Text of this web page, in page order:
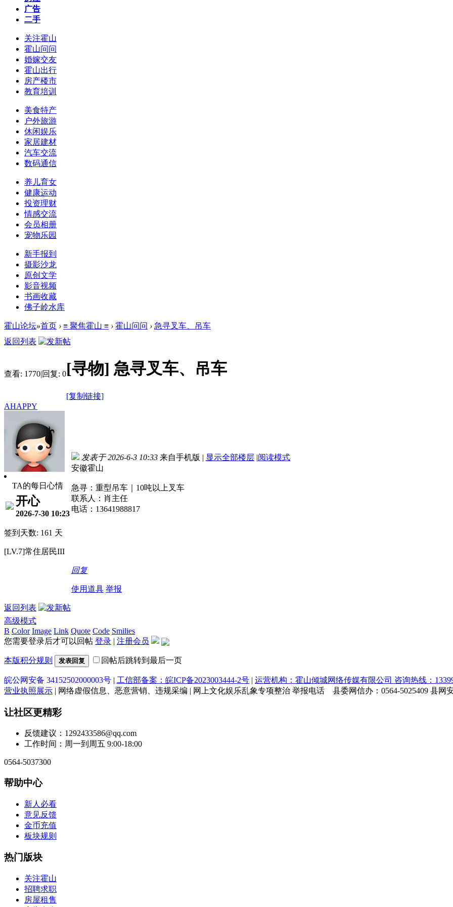
广告
二手
关注霍山
霍山问问
婚嫁交友
霍山出行
房产楼市
教育培训
美食特产
户外旅游
休闲娱乐
家居建材
汽车交流
数码通信
养儿育女
健康运动
投资理财
情感交流
会员相册
宠物乐园
新手报到
摄影沙龙
原创文学
影音视频
书画收藏
佛子岭水库
霍山论坛»首页 › ≡ 聚焦霍山 ≡ › 霍山问问 › 急寻叉车、吊车
返回列表
查看: 1770|回复: 0[寻物] 急寻叉车、吊车
[复制链接]
AHAPPY
TA的每日心情
开心
2026-7-30 10:23
签到天数: 161 天
[LV.7]常住居民III
发表于 2026-6-3 10:33 来自手机版 | 显示全部楼层 |阅读模式
安徽霍山
急寻：重型吊车｜10吨以上叉车
联系人：肖主任
电话：13641988817
回复
使用道具 举报
返回列表
高级模式
B Color Image Link Quote Code Smilies
您需要登录后才可以回帖 登录 | 注册会员
本版积分规则 发表回复 回帖后跳转到最后一页
皖公网安备 34152502000003号 | 工信部备案：皖ICP备2023003444-2号 | 运营机构：霍山倾城网络传媒有限公司 咨询热线：
营业执照展示 | 网络虚假信息、恶意营销、违规采编 | 网上文化娱乐乱象专项整治 举报电话 县委网信办：0564-5025409 县网
让社区更精彩
反馈建议：1292433586@qq.com
工作时间：周一到周五 9:00-18:00
0564-5037300
帮助中心
新人必看
意见反馈
金币充值
板块规则
热门版块
关注霍山
招聘求职
房屋租售